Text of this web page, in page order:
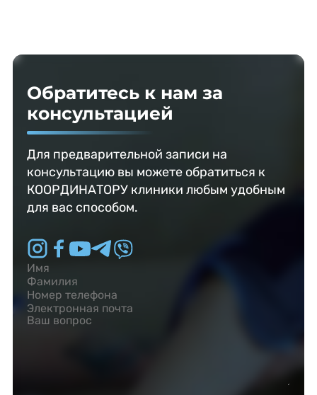
Обратитесь к нам за
консультацией
Для предварительной записи на
консультацию вы можете обратиться к
КООРДИНАТОРУ клиники любым удобным
для вас способом.